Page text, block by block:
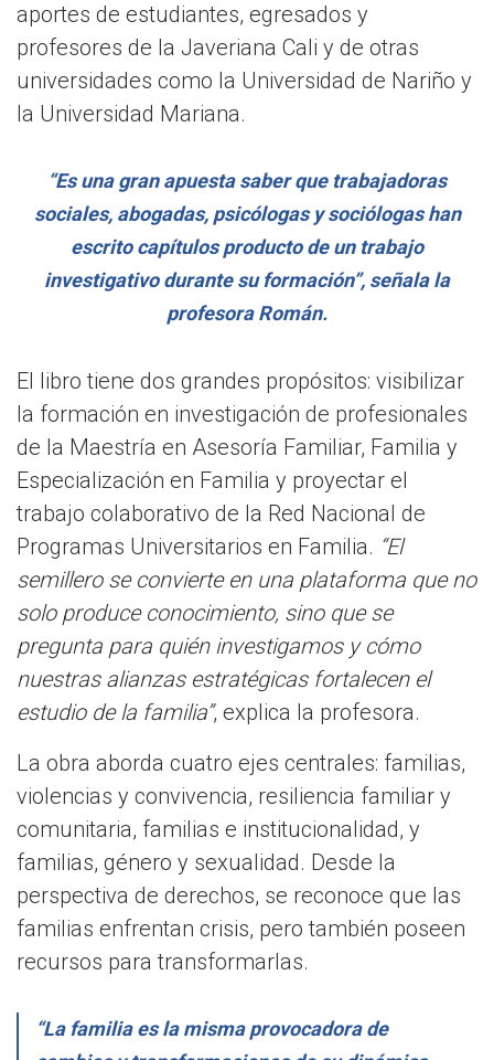
aportes de estudiantes, egresados y
profesores de la Javeriana Cali y de otras
universidades como la Universidad de Nariño y
la Universidad Mariana.
“Es una gran apuesta saber que trabajadoras
sociales, abogadas, psicólogas y sociólogas han
escrito capítulos producto de un trabajo
investigativo durante su formación”, señala la
profesora Román.
El libro tiene dos grandes propósitos: visibilizar
la formación en investigación de profesionales
de la Maestría en Asesoría Familiar, Familia y
Especialización en Familia y proyectar el
trabajo colaborativo de la Red Nacional de
Programas Universitarios en Familia. “El
semillero se convierte en una plataforma que no
solo produce conocimiento, sino que se
pregunta para quién investigamos y cómo
nuestras alianzas estratégicas fortalecen el
estudio de la familia”, explica la profesora.
La obra aborda cuatro ejes centrales: familias,
violencias y convivencia, resiliencia familiar y
comunitaria, familias e institucionalidad, y
familias, género y sexualidad. Desde la
perspectiva de derechos, se reconoce que las
familias enfrentan crisis, pero también poseen
recursos para transformarlas.
“La familia es la misma provocadora de